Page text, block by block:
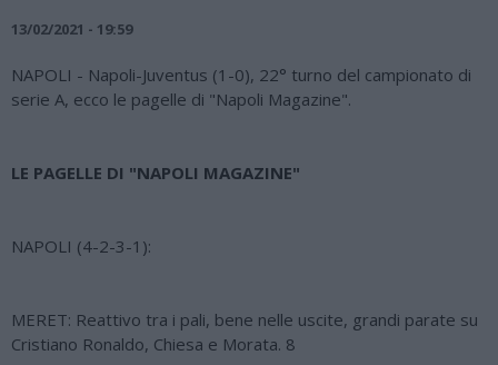
13/02/2021 - 19:59
NAPOLI - Napoli-Juventus (1-0), 22° turno del campionato di
serie A, ecco le pagelle di "Napoli Magazine".
LE PAGELLE DI "NAPOLI MAGAZINE"
NAPOLI (4-2-3-1):
MERET: Reattivo tra i pali, bene nelle uscite, grandi parate su
Cristiano Ronaldo, Chiesa e Morata. 8